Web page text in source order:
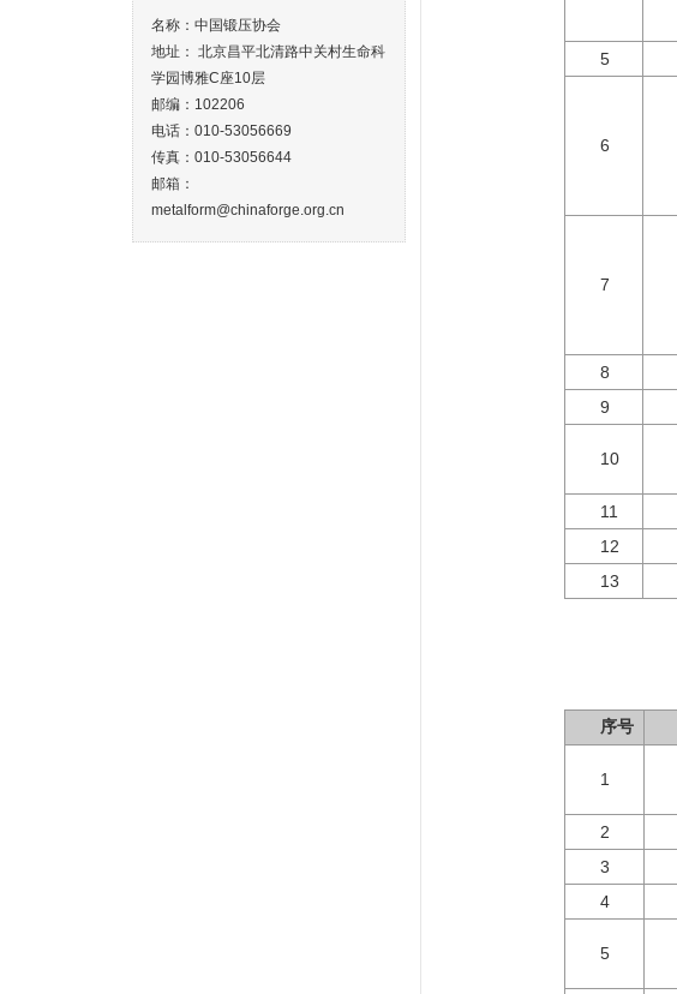
名称：中国锻压协会
地址： 北京昌平北清路中关村生命科
学园博雅C座10层
邮编：102206
电话：010-53056669
传真：010-53056644
邮箱：
metalform@chinaforge.org.cn
5
6
7
8
9
10
11
12
13
序号
1
2
3
4
5